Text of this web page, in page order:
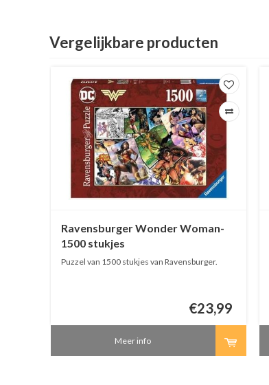
Vergelijkbare producten
Ravensburger Wonder Woman-
1500 stukjes
Puzzel van 1500 stukjes van Ravensburger.
€23,99
Meer info